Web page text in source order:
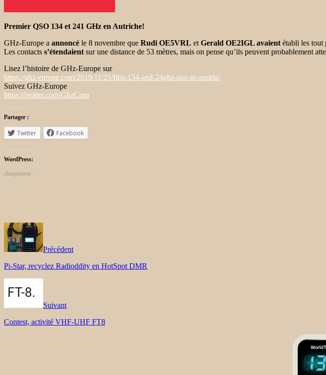
Premier QSO 134 et 241 GHz en Autriche!
GHz-Europe a annoncé le 8 novembre que Rudi OE5VRL et Gerald OE2IGL avaient établi les tout
Les contacts s’étendaient sur une distance de 53 mètres, mais on pense qu’ils peuvent probablement
Lisez l’histoire de GHz-Europe sur
https://ghz-europe.com/2019/11/25/first-134-and-24ghz-qso-in-austria/
Suivez GHz-Europe
https://twitter.com/GhzCom
Partager :
Twitter Facebook
WordPress:
chargement…
Précédent
Pi-Star, recyclez Radioddity en HotSpot DMR
Suivant
Contest, activité VHF-UHF FT8